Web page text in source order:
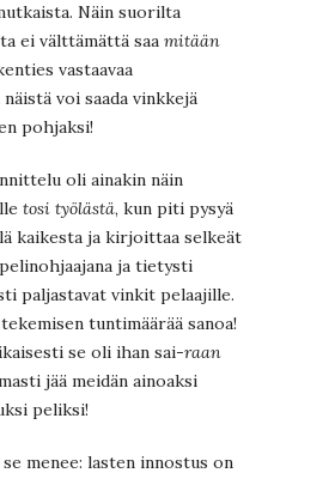
Näin suorilta
ei välttämättä saa mitään
vastaavaa
voi saada vinkkejä
pohjaksi!
oli ainakin näin
tosi työlästä, kun piti pysyä
kaikesta ja kirjoittaa selkeät
ja tietysti
paljastavat vinkit pelaajille.
tuntimäärää sanoa!
se oli ihan sai-raan
jää meidän ainoaksi
peliksi!
menee: lasten innostus on